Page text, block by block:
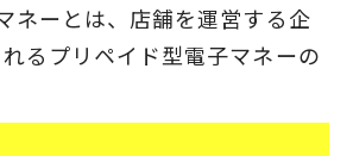
ネーとは、店舗を運営する企
るプリペイド型電子マネーの